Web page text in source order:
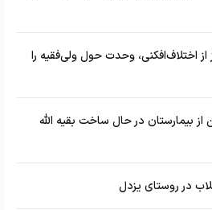
اختلاف‌افکنی، وحدت حول ولی‌فقیه را
بیمارستان در حال ساخت بقیه الله
در روستای یزدل